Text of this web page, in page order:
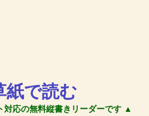
紙で読む
対応の無料縦書きリーダーです ▲